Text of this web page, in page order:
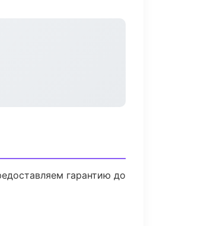
гарантию до